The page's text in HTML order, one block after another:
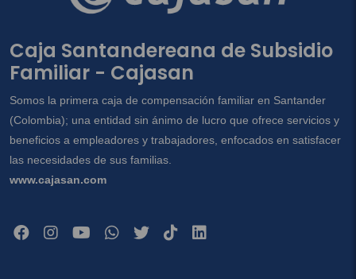
Caja Santandereana de Subsidio
Familiar - Cajasan
Somos la primera caja de compensación familiar en Santander
(Colombia); una entidad sin ánimo de lucro que ofrece servicios y
beneficios a empleadores y trabajadores, enfocados en satisfacer
las necesidades de sus familias.
www.cajasan.com